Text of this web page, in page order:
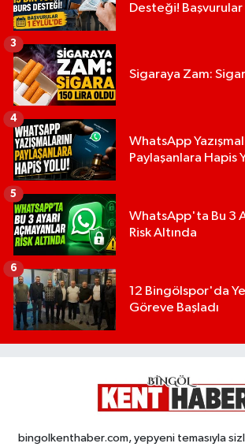
Desteği!
Sigaraya Zam:
3
WhatsApp
Paylaşanlara Hapis
4
WhatsApp'ta Bu 3
Risk Altında
5
12 Bingölspor'da
Göreve Başladı
6
bingolkenthaber.com, yepyeni temasıyla